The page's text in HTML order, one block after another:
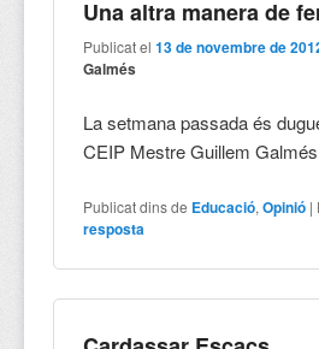
Una altra manera de
Publicat el13 de novembre de
Galmés
La setmana passada és
CEIP Mestre Guillem
Publicat dins de Educació,Opinió |
resposta